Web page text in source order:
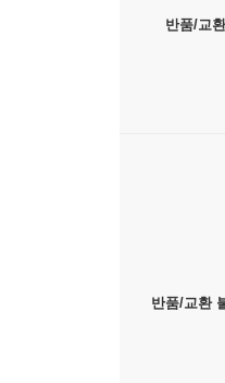
어업과 원양
사실에는 의
화학물질을
비행기들이
공중에서 무
못한 재앙처
매미나방 퇴
보여주었다.
해안 지역에
반품/교
반품/교환